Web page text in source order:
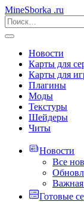
MineSborka .ru
Новости
Карты для
Карты для
Плагины
Моды
Текстуры
Шейдеры
Читы
Новости
Все
Готовые